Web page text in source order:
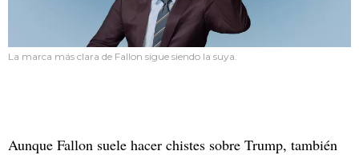
La marca más clara de Fallon sigue siendo la suya.
Aunque Fallon suele hacer chistes sobre Trump, también